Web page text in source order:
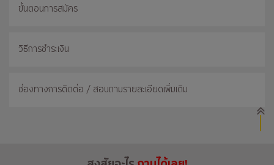
ขั้นตอนการสมัคร
วิธีการชำระเงิน
ช่องทางการติดต่อ / สอบถามรายละเอียดเพิ่มเติม